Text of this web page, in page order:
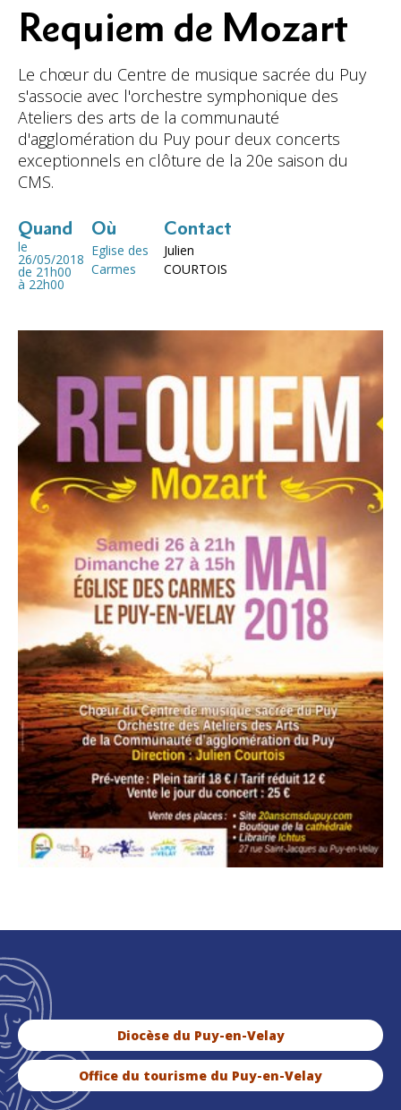
Requiem de Mozart
Le chœur du Centre de musique sacrée du Puy
s'associe avec l'orchestre symphonique des
Ateliers des arts de la communauté
d'agglomération du Puy pour deux concerts
exceptionnels en clôture de la 20e saison du
CMS.
Quand
le
26/05/2018
de 21h00
à 22h00
Où
Eglise des
Carmes
Contact
Julien
COURTOIS
Diocèse du Puy-en-Velay
Office du tourisme du Puy-en-Velay